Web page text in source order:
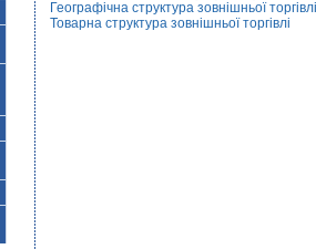
Географічна структура зовнішньої
Товарна структура зовнішньої торгівлі